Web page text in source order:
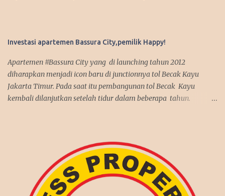
Investasi apartemen Bassura City,pemilik Happy!
Apartemen #Bassura City yang di launching tahun 2012
diharapkan menjadi icon baru di junctionnya tol Becak Kayu
Jakarta Timur. Pada saat itu pembangunan tol Becak Kayu
kembali dilanjutkan setelah tidur dalam beberapa tahun.
penjualan apartemen Bassura City nyaris terjual habis dalam
jangka waktu 2 tahun, suatu rekor yang fantastis seperti
penjualan apartemen Kalibata City yang sebelumnya juga
dibangun oleh Synthesis Development join APG. Kenyataan itu